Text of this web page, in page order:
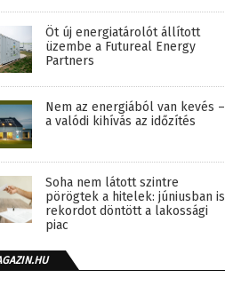
Öt új energiatárolót állított
üzembe a Futureal Energy
Partners
Nem az energiából van kevés –
a valódi kihívás az időzítés
Soha nem látott szintre
pörögtek a hitelek: júniusban is
rekordot döntött a lakossági
piac